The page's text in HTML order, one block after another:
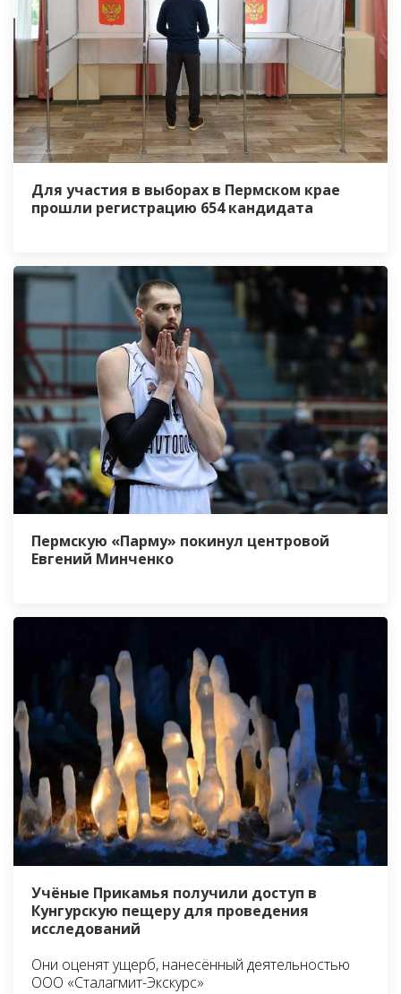
Для участия в выборах в Пермском крае
прошли регистрацию 654 кандидата
Пермскую «Парму» покинул центровой
Евгений Минченко
Учёные Прикамья получили доступ в
Кунгурскую пещеру для проведения
исследований
Они оценят ущерб, нанесённый деятельностью
ООО «Сталагмит-Экскурс»